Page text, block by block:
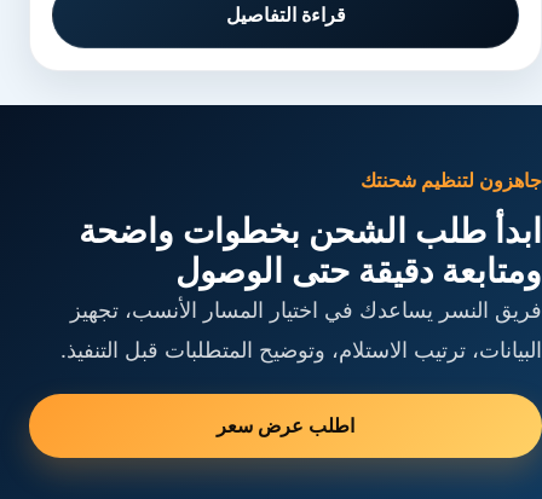
قراءة التفاصيل
جاهزون لتنظيم شحنتك
ابدأ طلب الشحن بخطوات واضحة
ومتابعة دقيقة حتى الوصول
فريق النسر يساعدك في اختيار المسار الأنسب، تجهيز
البيانات، ترتيب الاستلام، وتوضيح المتطلبات قبل التنفيذ.
اطلب عرض سعر